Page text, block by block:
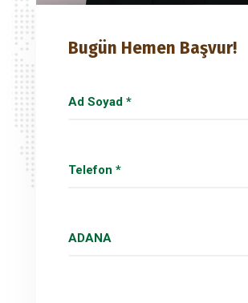
Bugün Hemen Başvur!